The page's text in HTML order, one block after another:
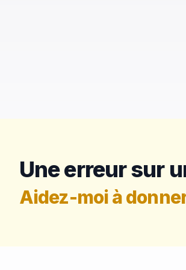
Une erreur sur
Aidez-moi à